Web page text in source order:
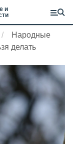
и
Народные
делать